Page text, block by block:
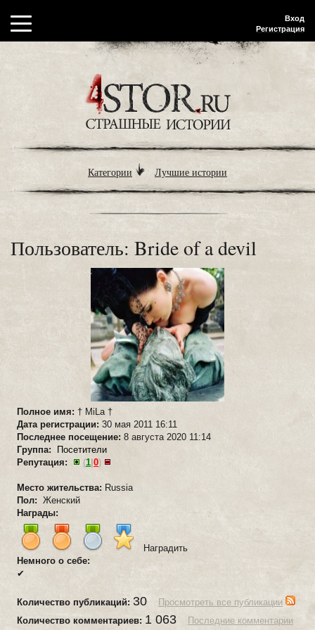
Вход
Регистрация
Категории Лучшие истории
Пользователь: Bride of a devil
Полное имя: † MiLa †
Дата регистрации: 30 мая 2011 16:11
Последнее посещение: 8 августа 2020 11:14
Группа:
Посетители
Репутация:
(1 0)
Место жительства: Russia
Пол: Женский
Награды:
Наградить
Немного о себе:
✔
Количество публикаций: 30
Просмотреть все публикации
Количество комментариев: 1 063 Последние комментарии